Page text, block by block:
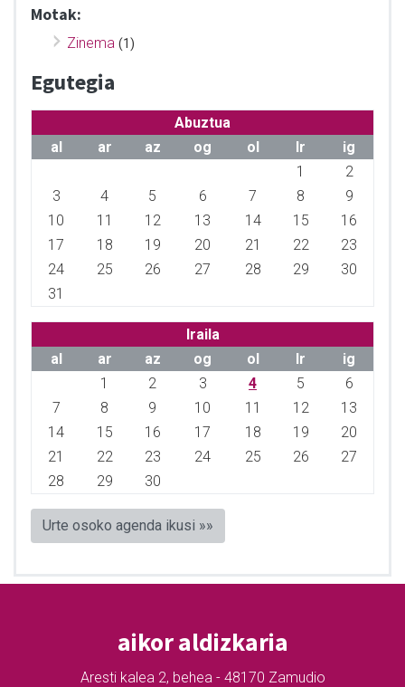
Motak:
Zinema (1)
Egutegia
Abuztua
al
ar az og ol lr
ig
1
2
3
4 5 6 7 8
9
10
11 12 13 14 15
16
17
18 19 20 21 22
23
24
25 26 27 28 29
30
31
Iraila
al
ar az og ol lr
ig
1
2 3 4 5
6
7
8 9 10 11 12
13
14
15 16 17 18 19
20
21
22 23 24 25 26
27
28
29 30
Urte osoko agenda ikusi »»
aikor aldizkaria
Aresti kalea 2, behea - 48170 Zamudio